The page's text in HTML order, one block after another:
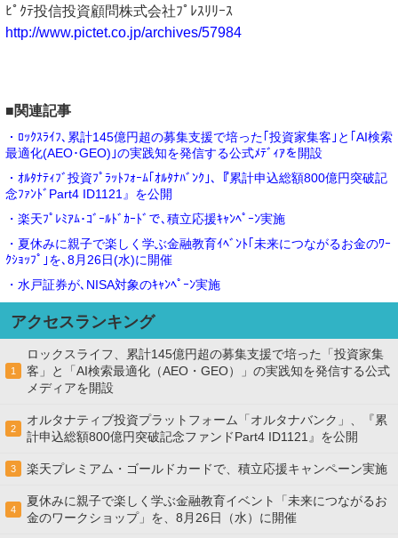
ﾋﾟｸﾃ投信投資顧問株式会社ﾌﾟﾚｽﾘﾘｰｽ
http://www.pictet.co.jp/archives/57984
■関連記事
・ﾛｯｸｽﾗｲﾌ､累計145億円超の募集支援で培った｢投資家集客｣と｢AI検索
最適化(AEO･GEO)｣の実践知を発信する公式ﾒﾃﾞｨｱを開設
・ｵﾙﾀﾅﾃｨﾌﾞ投資ﾌﾟﾗｯﾄﾌｫｰﾑ｢ｵﾙﾀﾅﾊﾞﾝｸ｣､『累計申込総額800億円突破記
念ﾌｧﾝﾄﾞPart4 ID1121』を公開
・楽天ﾌﾟﾚﾐｱﾑ･ｺﾞｰﾙﾄﾞｶｰﾄﾞで､積立応援ｷｬﾝﾍﾟｰﾝ実施
・夏休みに親子で楽しく学ぶ金融教育ｲﾍﾞﾝﾄ｢未来につながるお金のﾜｰ
ｸｼｮｯﾌﾟ｣を､8月26日(水)に開催
・水戸証券が､NISA対象のｷｬﾝﾍﾟｰﾝ実施
アクセスランキング
1
ロックスライフ、累計145億円超の募集支援で培った「投資家集
客」と「AI検索最適化（AEO・GEO）」の実践知を発信する公式
メディアを開設
2
オルタナティブ投資プラットフォーム「オルタナバンク」、『累
計申込総額800億円突破記念ファンドPart4 ID1121』を公開
3 楽天プレミアム・ゴールドカードで、積立応援キャンペーン実施
4
夏休みに親子で楽しく学ぶ金融教育イベント「未来につながるお
金のワークショップ」を、8月26日（水）に開催